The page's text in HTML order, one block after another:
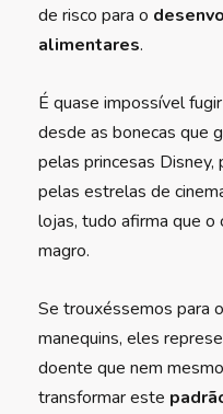
de risco para o
alimentares.
É quase impossível
desde as bonecas que
pelas princesas
pelas estrelas de
lojas, tudo afirma que o
magro.
Se trouxéssemos para
manequins, eles
doente que nem
transformar este